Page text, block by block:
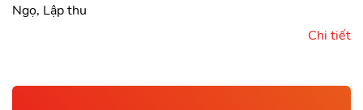
Ngọ, Lập thu
Chi tiết